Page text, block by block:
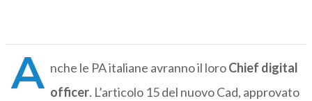
A nche le PA italiane avranno il loroChief digital
officer. L’articolo 15 del nuovo Cad, approvato